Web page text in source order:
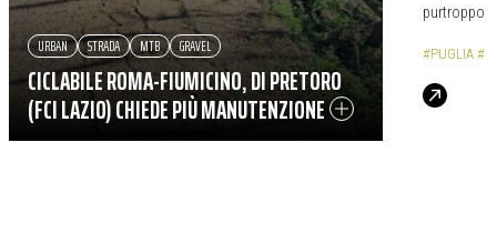
CICLABILE ROMA-FIUMICINO, DI PRETORO
(FCI LAZIO) CHIEDE PIÙ MANUTENZIONE
URBAN STRADA MTB GRAVEL
purtroppo
#PUGLIA